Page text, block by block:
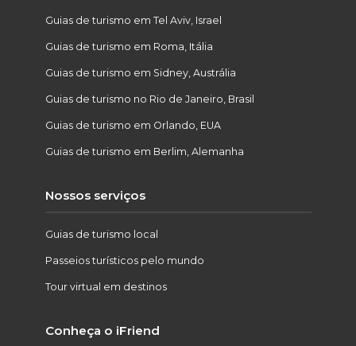
Guias de turismo em Tel Aviv, Israel
Guias de turismo em Roma, Itália
Guias de turismo em Sidney, Austrália
Guias de turismo no Rio de Janeiro, Brasil
Guias de turismo em Orlando, EUA
Guias de turismo em Berlim, Alemanha
Nossos serviços
Guias de turismo local
Passeios turísticos pelo mundo
Tour virtual em destinos
Conheça o iFriend